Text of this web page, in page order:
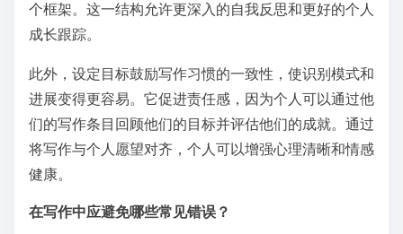
个框架。这一结构允许更深入的自我反思和更好的个人
成长跟踪。
此外，设定目标鼓励写作习惯的一致性，使识别模式和
进展变得更容易。它促进责任感，因为个人可以通过他
们的写作条目回顾他们的目标并评估他们的成就。通过
将写作与个人愿望对齐，个人可以增强心理清晰和情感
健康。
在写作中应避免哪些常见错误？